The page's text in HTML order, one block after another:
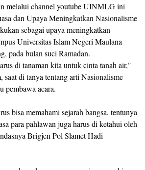
melalui channel youtube UINMLG ini
dan Upaya Meningkatkan Nasionalisme
sebagai upaya meningkatkan
Universitas Islam Negeri Maulana
pada bulan suci Ramadan.
di tanaman kita untuk cinta tanah air,"
saat di tanya tentang arti Nasionalisme
pembawa acara.
bisa memahami sejarah bangsa, tentunya
para pahlawan juga harus di ketahui oleh
Brigjen Pol Slamet Hadi